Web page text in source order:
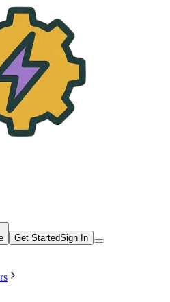
en ligne - FlexiToolbox
РусскийItaliano
Get StartedSign In